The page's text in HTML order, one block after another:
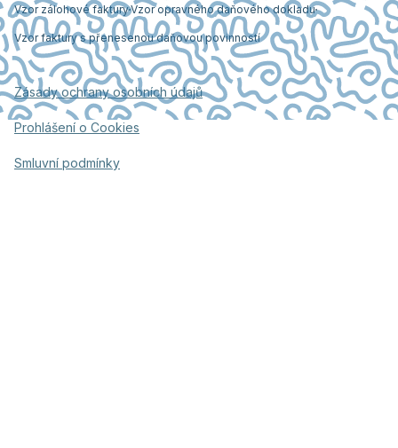
Vzor zálohové fakturyVzor opravného daňového dokladu
Vzor faktury s přenesenou daňovou povinností
Zásady ochrany osobních údajů
Prohlášení o Cookies
Smluvní podmínky